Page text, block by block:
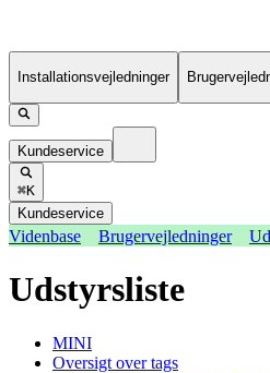
Installationsvejledninger
Kundeservice
⌘K
Kundeservice
Videnbase Brugervejledninger
Udstyrsliste
MINI
Oversigt over tags